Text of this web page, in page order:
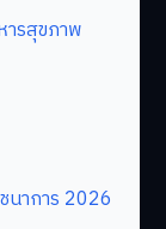
รสุขภาพ
นาการ 2026